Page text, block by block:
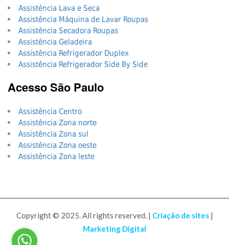
Assistência Lava e Seca
Assistência Máquina de Lavar Roupas
Assistência Secadora Roupas
Assistência Geladeira
Assistência Refrigerador Duplex
Assistência Refrigerador Side By Side
Acesso São Paulo
Assistência Centro
Assistência Zona norte
Assistência Zona sul
Assistência Zona oeste
Assistência Zona leste
Copyright © 2025. All rights reserved. | Criação de sites|
Marketing Digital